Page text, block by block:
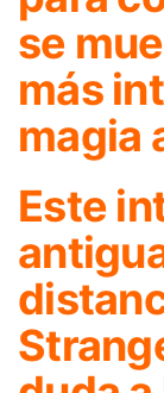
se
más
magia
Este